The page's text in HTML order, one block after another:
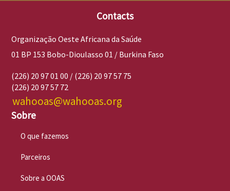
Contacts
Organização Oeste Africana da Saúde
01 BP 153 Bobo-Dioulasso 01 / Burkina Faso
(226) 20 97 01 00 / (226) 20 97 57 75
(226) 20 97 57 72
wahooas@wahooas.org
Sobre
O que fazemos
Parceiros
Sobre a OOAS